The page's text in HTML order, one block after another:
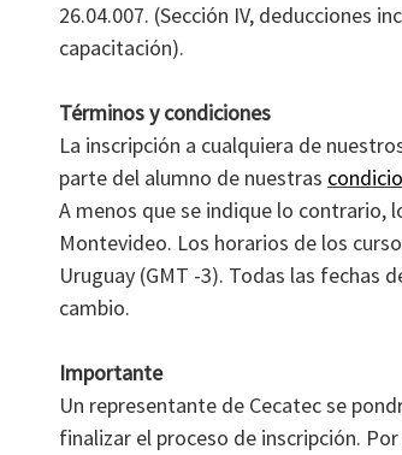
26.04.007. (Sección IV, deducciones
capacitación).
Términos y condiciones
La inscripción a cualquiera de
parte del alumno de nuestras
A menos que se indique lo contrario,
Montevideo. Los horarios de los
Uruguay (GMT -3). Todas las fechas
cambio.
Importante
Un representante de Cecatec se
finalizar el proceso de inscripción.